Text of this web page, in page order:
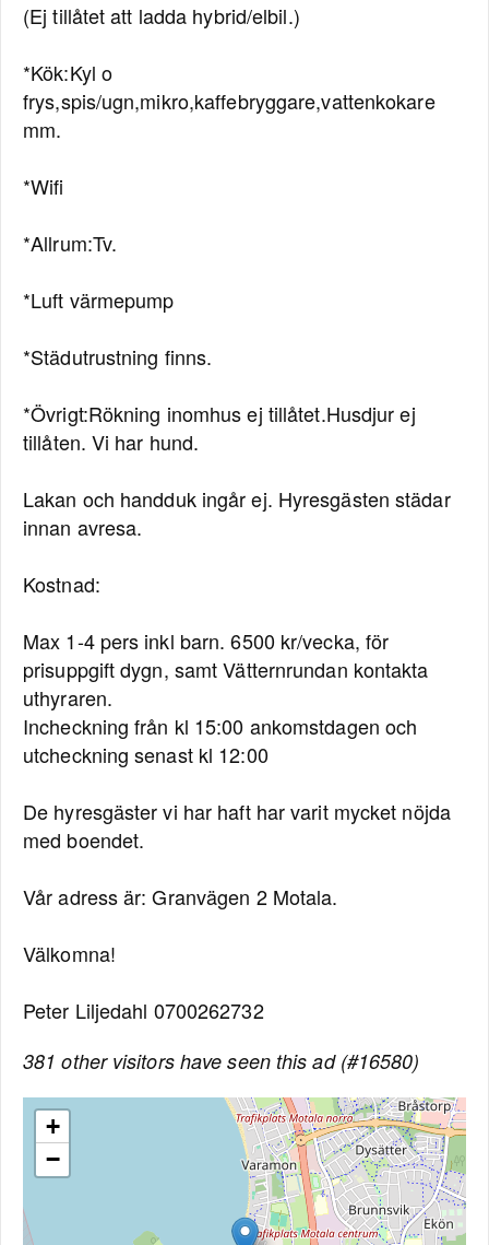
(Ej tillåtet att ladda hybrid/elbil.)
*Kök:Kyl o
frys,spis/ugn,mikro,kaffebryggare,vattenkokare
mm.
*Wifi
*Allrum:Tv.
*Luft värmepump
*Städutrustning finns.
*Övrigt:Rökning inomhus ej tillåtet.Husdjur ej
tillåten. Vi har hund.
Lakan och handduk ingår ej. Hyresgästen städar
innan avresa.
Kostnad:
Max 1-4 pers inkl barn. 6500 kr/vecka, för
prisuppgift dygn, samt Vätternrundan kontakta
uthyraren.
Incheckning från kl 15:00 ankomstdagen och
utcheckning senast kl 12:00
De hyresgäster vi har haft har varit mycket nöjda
med boendet.
Vår adress är: Granvägen 2 Motala.
Välkomna!
Peter Liljedahl 0700262732
381 other visitors have seen this ad (#16580)
+
−